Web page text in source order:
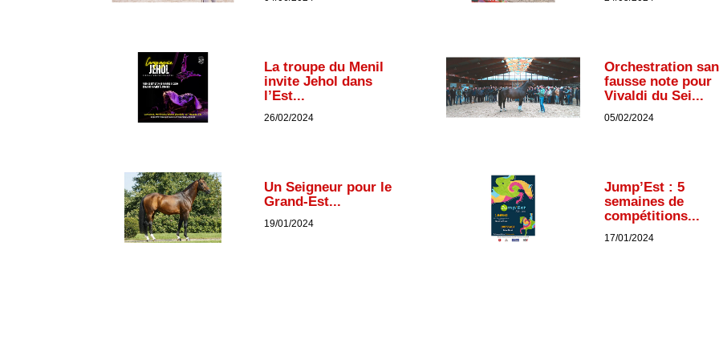
La troupe du Menil
invite Jehol dans
l’Est...
26/02/2024
Orchestration
fausse note pour
Vivaldi du Sei...
05/02/2024
Un Seigneur pour le
Grand-Est...
19/01/2024
Jump’Est : 5
semaines de
compétitions...
17/01/2024